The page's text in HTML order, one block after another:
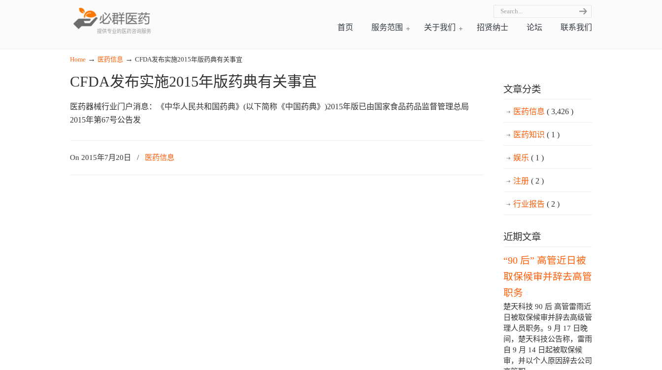
提供专业的医药咨询服务 首页 服务范围 关于我们 招贤纳士 论坛 联系我们
Home → 医药信息 → CFDA发布实施2015年版药典有关事宜
CFDA发布实施2015年版药典有关事宜
医药器械行业门户消息：《中华人民共和国药典》(以下简称《中国药典》)2015年版已由国家食品药品监督管理总局
2015年第67号公告发
On 2015年7月20日 / 医药信息
文章分类
医药信息 ( 3,426 )
医药知识 ( 1 )
娱乐 ( 1 )
注册 ( 2 )
行业报告 ( 2 )
近期文章
“90 后” 高管近日被
取保候审并辞去高管
职务
楚天科技 90 后 高管雷雨近
日被取保候审并辞去高级管
理人员职务。9 月 17 日晚
间，楚天科技公告称，雷雨
自 9 月 14 日起被取保候
审，并以个人原因辞去公司